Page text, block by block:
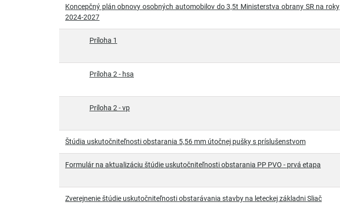
Koncepčný plán obnovy osobných automobilov do 3,5t Ministerstva obrany SR na roky
2024-2027
Príloha 1
Príloha 2 - hsa
Príloha 2 - vp
Štúdia uskutočniteľnosti obstarania 5,56 mm útočnej pušky s príslušenstvom
Formulár na aktualizáciu štúdie uskutočniteľnosti obstarania PP PVO - prvá etapa
Zverejnenie štúdie uskutočniteľnosti obstarávania stavby na leteckej základni Sliač